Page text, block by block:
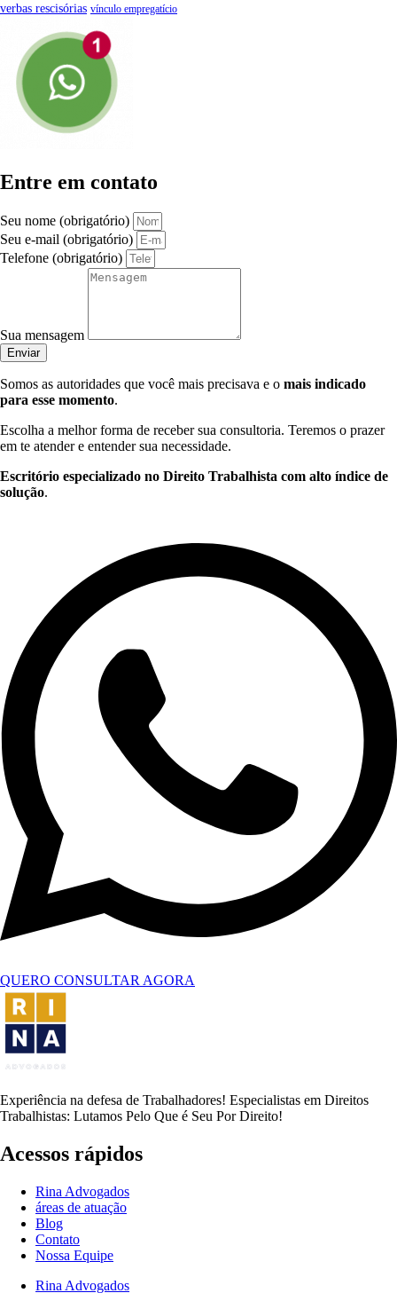
verbas rescisórias vínculo empregatício
Entre em contato
Seu nome (obrigatório)
Seu e-mail (obrigatório)
Telefone (obrigatório)
Sua mensagem
Enviar
Somos as autoridades que você mais precisava e o mais indicado
para esse momento.
Escolha a melhor forma de receber sua consultoria. Teremos o prazer
em te atender e entender sua necessidade.
Escritório especializado no Direito Trabalhista com alto índice de
solução.
QUERO CONSULTAR AGORA
Experiência na defesa de Trabalhadores! Especialistas em Direitos
Trabalhistas: Lutamos Pelo Que é Seu Por Direito!
Acessos rápidos
Rina Advogados
áreas de atuação
Blog
Contato
Nossa Equipe
Rina Advogados